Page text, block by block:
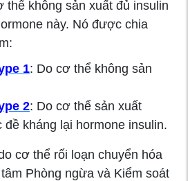
thể không sản xuất đủ insulin
này. Nó được chia
1: Do cơ thể không sản
2: Do cơ thể sản xuất
đề kháng lại hormone insulin.
cơ thể rối loạn chuyển hóa
Phòng ngừa và Kiểm soát